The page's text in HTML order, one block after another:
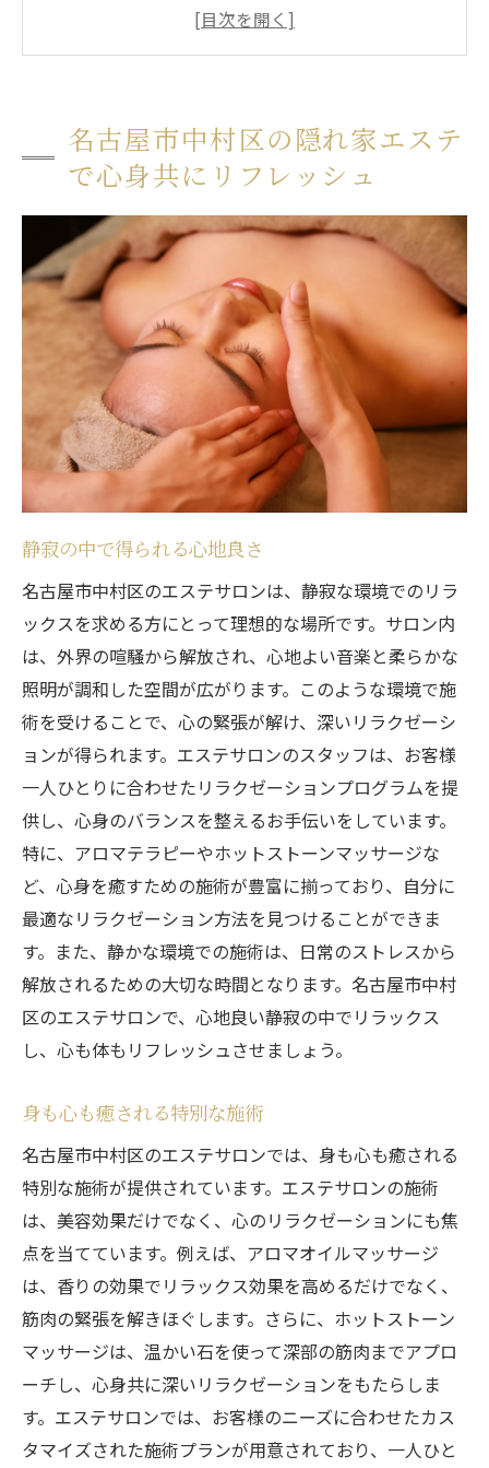
身も心も癒される特別な施術
ラクゼーション
隠れ家エステの魅力とは？
癒しの隠れ家名古屋市中村区のエステ体験
日常から離れた癒しの空間
エステのプロフェッショナルが提供するサ
ービス
名古屋市中村区のエステサロンおすすめメ
ニュー
心のケアも同時に行えるエステ体験
名古屋市中村区で話題のエステサロンをご
紹介
エステで体感する贅沢な時間
極上のリラクゼーション名古屋市中村区のエス
テサロン
高度な技術を誇るエステサロン
全身トリートメントでのリラックス
名古屋市中村区のエステでの至福のひとと
き
リラクゼーション効果の高い施術
心と体をリセットするためのエステ
エステサロンの選び方ガイド
名古屋市中村区のエステで過ごす贅沢なひとと
き
特別な空間でのエステ体験
名古屋市中村区のエステメニューを詳しく
紹介
心からリフレッシュできる施術内容
贅沢な時間を体験するためのポイント
名古屋市中村区のエステで得られる効果
名古屋市中村区のエステサロンで心から癒され
る
心地良さを追求したサロン
名古屋市中村区で選ばれる理由
エステサロンの魅力と特徴
癒しのエステ体験を提供する技術
名古屋市中村区のエステサロンの評判
名古屋市中村区の隠れ家エステ
で心身共にリフレッシュ
静寂の中で得られる心地良さ
名古屋市中村区のエステサロンは、静寂な環境でのリラ
ックスを求める方にとって理想的な場所です。サロン内
は、外界の喧騒から解放され、心地よい音楽と柔らかな
照明が調和した空間が広がります。このような環境で施
術を受けることで、心の緊張が解け、深いリラクゼーシ
ョンが得られます。エステサロンのスタッフは、お客様
一人ひとりに合わせたリラクゼーションプログラムを提
供し、心身のバランスを整えるお手伝いをしています。
特に、アロマテラピーやホットストーンマッサージな
ど、心身を癒すための施術が豊富に揃っており、自分に
最適なリラクゼーション方法を見つけることができま
す。また、静かな環境での施術は、日常のストレスから
解放されるための大切な時間となります。名古屋市中村
区のエステサロンで、心地良い静寂の中でリラックス
し、心も体もリフレッシュさせましょう。
身も心も癒される特別な施術
名古屋市中村区のエステサロンでは、身も心も癒される
特別な施術が提供されています。エステサロンの施術
は、美容効果だけでなく、心のリラクゼーションにも焦
点を当てています。例えば、アロマオイルマッサージ
は、香りの効果でリラックス効果を高めるだけでなく、
筋肉の緊張を解きほぐします。さらに、ホットストーン
マッサージは、温かい石を使って深部の筋肉までアプロ
ーチし、心身共に深いリラクゼーションをもたらしま
す。エステサロンでは、お客様のニーズに合わせたカス
タマイズされた施術プランが用意されており、一人ひと